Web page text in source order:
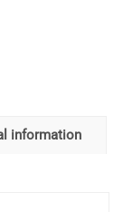
information